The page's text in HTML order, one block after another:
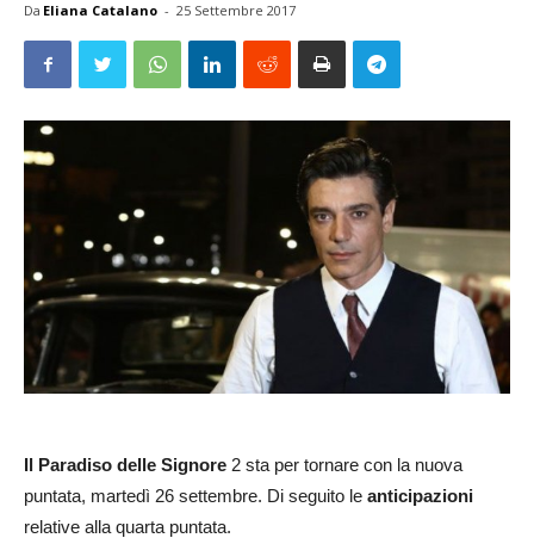
Da Eliana Catalano - 25 Settembre 2017
Il Paradiso delle Signore 2 sta per tornare con la nuova
puntata, martedì 26 settembre. Di seguito le anticipazioni
relative alla quarta puntata.